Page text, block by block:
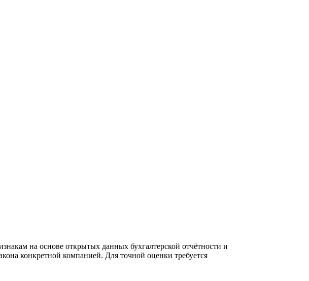
на основе открытых данных бухгалтерской отчётности и
конкретной компанией. Для точной оценки требуется